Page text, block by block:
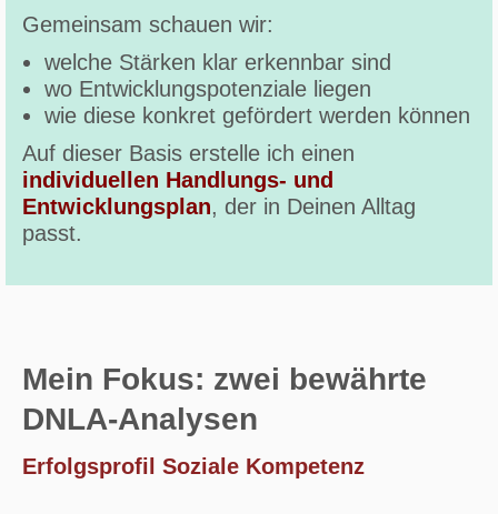
Gemeinsam schauen wir:
welche Stärken klar erkennbar sind
wo Entwicklungspotenziale liegen
wie diese konkret gefördert werden können
Auf dieser Basis erstelle ich einen
individuellen Handlungs- und
Entwicklungsplan, der in Deinen Alltag
passt.
Mein Fokus: zwei bewährte
DNLA-Analysen
Erfolgsprofil Soziale Kompetenz